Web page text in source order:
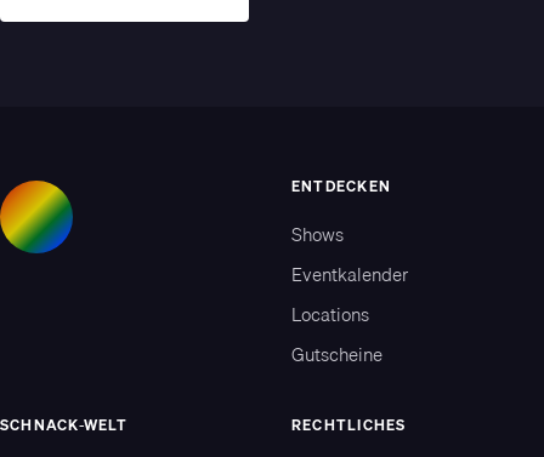
ENTDECKEN
Shows
Eventkalender
Locations
Gutscheine
SCHNACK-WELT RECHTLICHES